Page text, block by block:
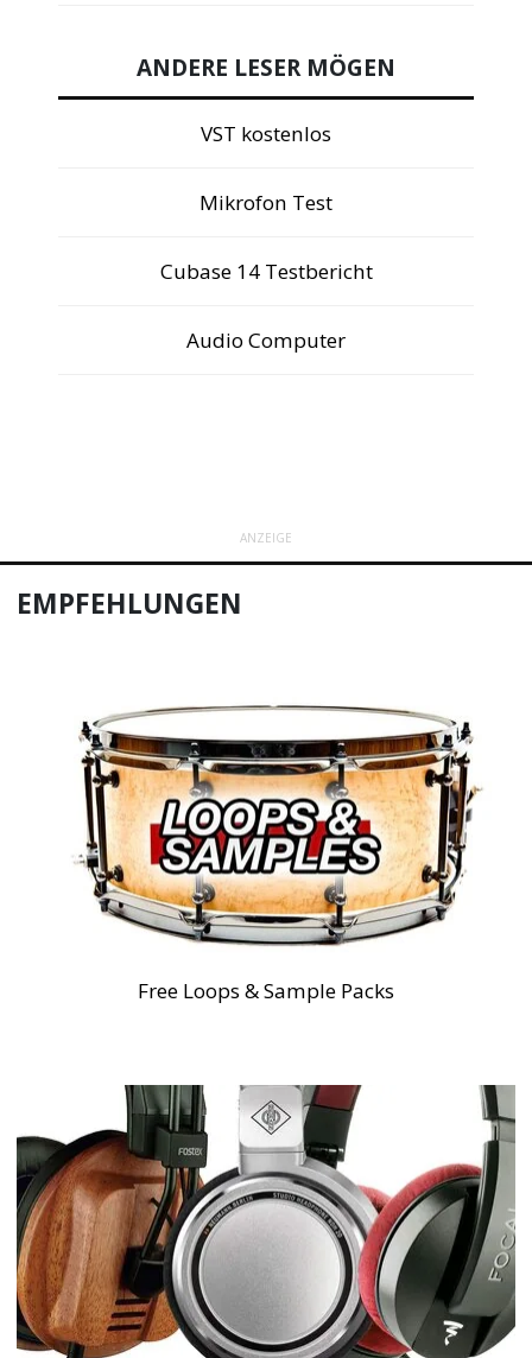
ANDERE LESER MÖGEN
VST kostenlos
Mikrofon Test
Cubase 14 Testbericht
Audio Computer
ANZEIGE
EMPFEHLUNGEN
Free Loops & Sample Packs